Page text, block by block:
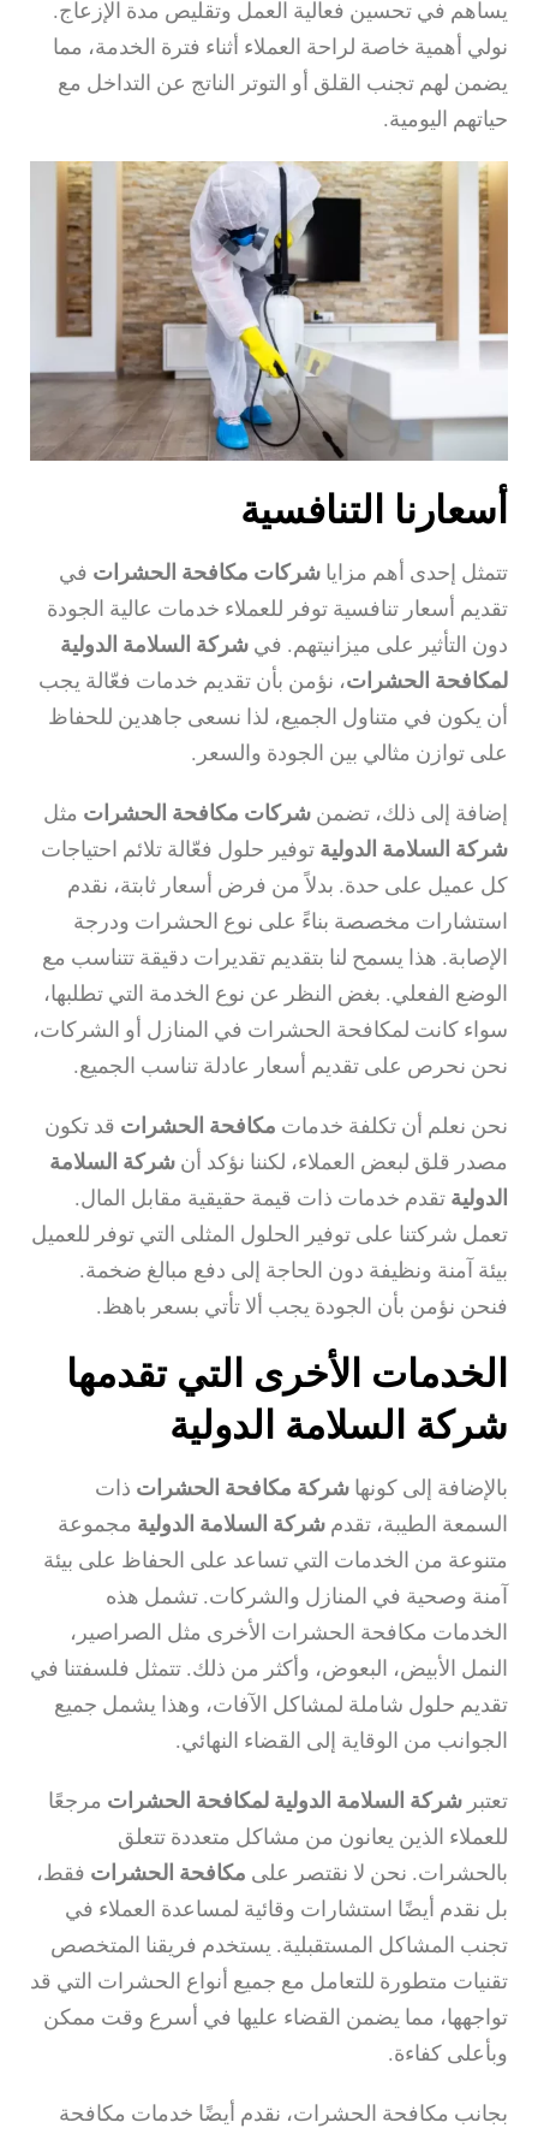
يساهم في تحسين فعالية العمل وتقليص مدة الإزعاج.
نولي أهمية خاصة لراحة العملاء أثناء فترة الخدمة، مما
يضمن لهم تجنب القلق أو التوتر الناتج عن التداخل مع
حياتهم اليومية.
أسعارنا التنافسية
تتمثل إحدى أهم مزايا شركات مكافحة الحشرات في
تقديم أسعار تنافسية توفر للعملاء خدمات عالية الجودة
دون التأثير على ميزانيتهم. في شركة السلامة الدولية
لمكافحة الحشرات، نؤمن بأن تقديم خدمات فعّالة يجب
أن يكون في متناول الجميع، لذا نسعى جاهدين للحفاظ
على توازن مثالي بين الجودة والسعر.
إضافة إلى ذلك، تضمن شركات مكافحة الحشرات مثل
شركة السلامة الدولية توفير حلول فعّالة تلائم احتياجات
كل عميل على حدة. بدلاً من فرض أسعار ثابتة، نقدم
استشارات مخصصة بناءً على نوع الحشرات ودرجة
الإصابة. هذا يسمح لنا بتقديم تقديرات دقيقة تتناسب مع
الوضع الفعلي. بغض النظر عن نوع الخدمة التي تطلبها،
سواء كانت لمكافحة الحشرات في المنازل أو الشركات،
نحن نحرص على تقديم أسعار عادلة تناسب الجميع.
نحن نعلم أن تكلفة خدمات مكافحة الحشرات قد تكون
مصدر قلق لبعض العملاء، لكننا نؤكد أن شركة السلامة
الدولية تقدم خدمات ذات قيمة حقيقية مقابل المال.
تعمل شركتنا على توفير الحلول المثلى التي توفر للعميل
بيئة آمنة ونظيفة دون الحاجة إلى دفع مبالغ ضخمة.
فنحن نؤمن بأن الجودة يجب ألا تأتي بسعر باهظ.
الخدمات الأخرى التي تقدمها
شركة السلامة الدولية
بالإضافة إلى كونها شركة مكافحة الحشرات ذات
السمعة الطيبة، تقدم شركة السلامة الدولية مجموعة
متنوعة من الخدمات التي تساعد على الحفاظ على بيئة
آمنة وصحية في المنازل والشركات. تشمل هذه
الخدمات مكافحة الحشرات الأخرى مثل الصراصير،
النمل الأبيض، البعوض، وأكثر من ذلك. تتمثل فلسفتنا في
تقديم حلول شاملة لمشاكل الآفات، وهذا يشمل جميع
الجوانب من الوقاية إلى القضاء النهائي.
تعتبر شركة السلامة الدولية لمكافحة الحشرات مرجعًا
للعملاء الذين يعانون من مشاكل متعددة تتعلق
بالحشرات. نحن لا نقتصر على مكافحة الحشرات فقط،
بل نقدم أيضًا استشارات وقائية لمساعدة العملاء في
تجنب المشاكل المستقبلية. يستخدم فريقنا المتخصص
تقنيات متطورة للتعامل مع جميع أنواع الحشرات التي قد
تواجهها، مما يضمن القضاء عليها في أسرع وقت ممكن
وبأعلى كفاءة.
بجانب مكافحة الحشرات، نقدم أيضًا خدمات مكافحة